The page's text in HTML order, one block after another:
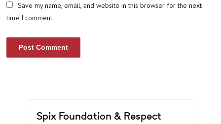
Save my name, email, and website in this browser for the next
time I comment.
Spix Foundation & Respect